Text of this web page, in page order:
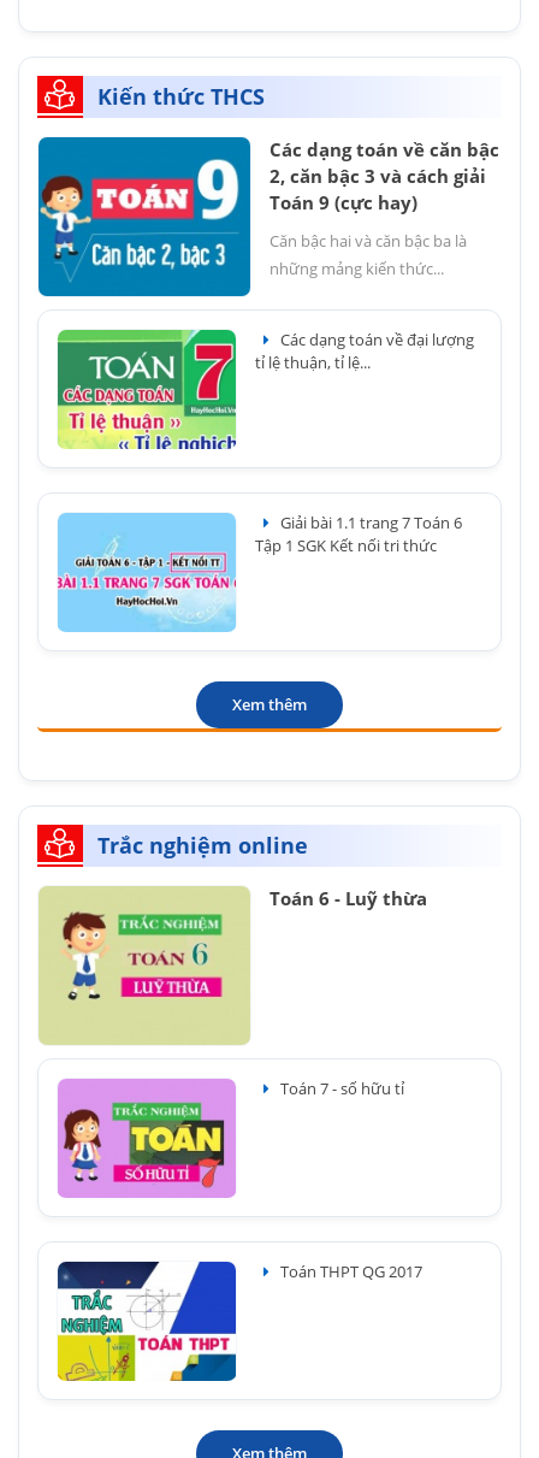
Kiến thức THCS
Các dạng toán về căn bậc
2, căn bậc 3 và cách giải
Toán 9 (cực hay)
Căn bậc hai và căn bậc ba là
những mảng kiến thức...
Các dạng toán về đại lượng
tỉ lệ thuận, tỉ lệ...
Giải bài 1.1 trang 7 Toán 6
Tập 1 SGK Kết nối tri thức
Xem thêm
Trắc nghiệm online
Toán 6 - Luỹ thừa
Toán 7 - số hữu tỉ
Toán THPT QG 2017
Xem thêm